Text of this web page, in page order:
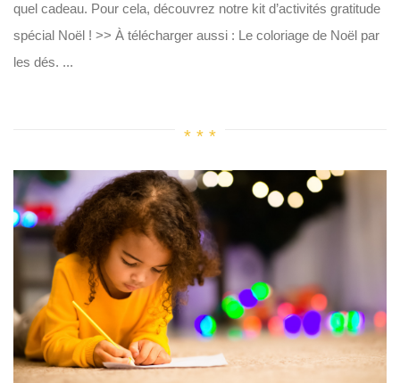
quel cadeau. Pour cela, découvrez notre kit d’activités gratitude
spécial Noël ! >> À télécharger aussi : Le coloriage de Noël par
les dés. ...